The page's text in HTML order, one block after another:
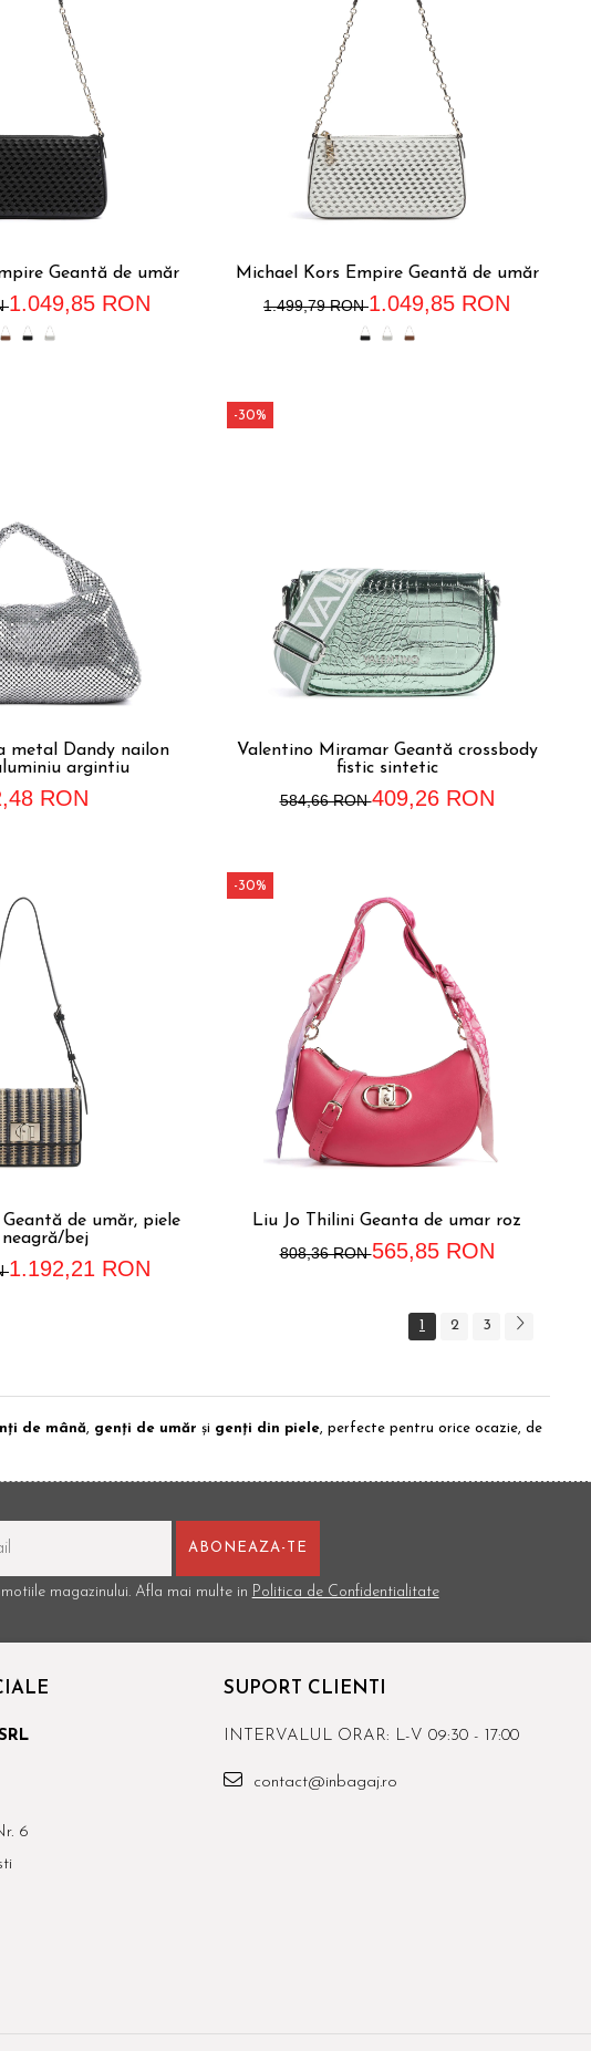
Geantă de umăr
1.049,85 RON
Michael Kors Empire Geantă de umăr
1.499,79 RON1.049,85 RON
metal Dandy nailon
argintiu
RON
-30%
Valentino Miramar Geantă crossbody
fistic sintetic
584,66 RON409,26 RON
de umăr, piele
bej
1.192,21 RON
-30%
Liu Jo Thilini Geanta de umar roz
808,36 RON565,85 RON
1 2 3
de mână, genți de umăr și genți din piele, perfecte pentru orice ocazie, de
magazinului. Afla mai multe in Politica de Confidentialitate
6
SUPORT CLIENTI
INTERVALUL ORAR: L-V 09:30 - 17:00
contact@inbagaj.ro